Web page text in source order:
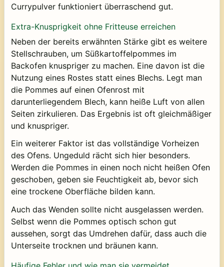
Currypulver funktioniert überraschend gut.
Extra-Knusprigkeit ohne Fritteuse erreichen
Neben der bereits erwähnten Stärke gibt es weitere
Stellschrauben, um Süßkartoffelpommes im
Backofen knuspriger zu machen. Eine davon ist die
Nutzung eines Rostes statt eines Blechs. Legt man
die Pommes auf einen Ofenrost mit
darunterliegendem Blech, kann heiße Luft von allen
Seiten zirkulieren. Das Ergebnis ist oft gleichmäßiger
und knuspriger.
Ein weiterer Faktor ist das vollständige Vorheizen
des Ofens. Ungeduld rächt sich hier besonders.
Werden die Pommes in einen noch nicht heißen Ofen
geschoben, geben sie Feuchtigkeit ab, bevor sich
eine trockene Oberfläche bilden kann.
Auch das Wenden sollte nicht ausgelassen werden.
Selbst wenn die Pommes optisch schon gut
aussehen, sorgt das Umdrehen dafür, dass auch die
Unterseite trocknen und bräunen kann.